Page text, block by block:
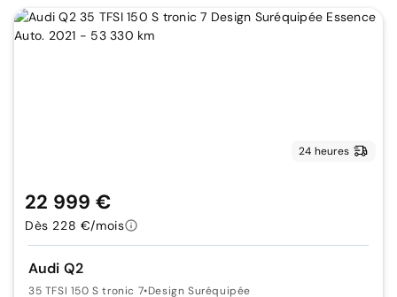
24 heures
Audi Q2
35 TFSI 150 S tronic 7•Design Suréquipée
22 999 €
Dès 228 €/mois